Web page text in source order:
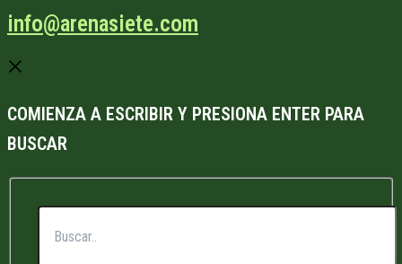
info@arenasiete.com
COMIENZA A ESCRIBIR Y PRESIONA ENTER PARA
BUSCAR